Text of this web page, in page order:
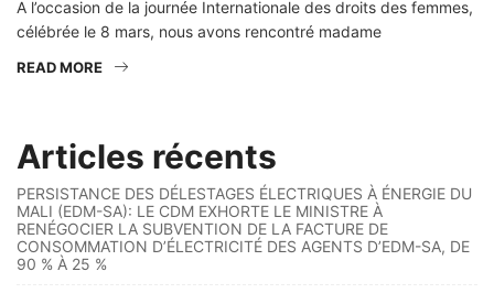
A l’occasion de la journée Internationale des droits des femmes,
célébrée le 8 mars, nous avons rencontré madame
READ MORE
Articles récents
PERSISTANCE DES DÉLESTAGES ÉLECTRIQUES À ÉNERGIE DU
MALI (EDM-SA): LE CDM EXHORTE LE MINISTRE À
RENÉGOCIER LA SUBVENTION DE LA FACTURE DE
CONSOMMATION D’ÉLECTRICITÉ DES AGENTS D’EDM-SA, DE
90 % À 25 %